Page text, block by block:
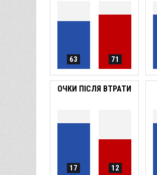
63 71
ОЧКИ ПІСЛЯ ВТРАТИ
17 12